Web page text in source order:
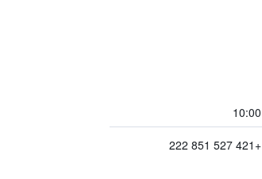
10:00
+421 527 851 222